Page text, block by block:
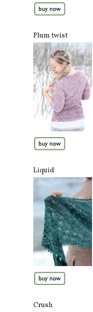
Plum twist
Liquid
Crush